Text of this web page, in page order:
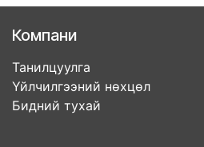
Компани
Танилцуулга
Үйлчилгээний нөхцөл
Бидний тухай